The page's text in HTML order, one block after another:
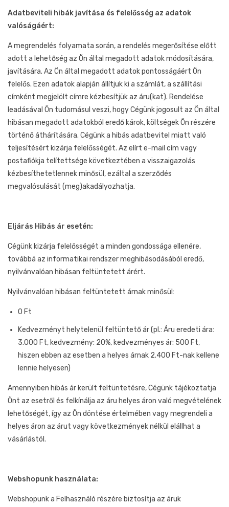
Adatbeviteli hibák javítása és felelősség az adatok
valóságáért:
A megrendelés folyamata során, a rendelés megerősítése előtt
adott a lehetőség az Ön által megadott adatok módosítására,
javítására. Az Ön által megadott adatok pontosságáért Ön
felelős. Ezen adatok alapján állítjuk ki a számlát, a szállítási
címként megjelölt címre kézbesítjük az áru(kat). Rendelése
leadásával Ön tudomásul veszi, hogy Cégünk jogosult az Ön által
hibásan megadott adatokból eredő károk, költségek Ön részére
történő áthárítására. Cégünk a hibás adatbevitel miatt való
teljesítésért kizárja felelősségét. Az elírt e-mail cím vagy
postafiókja telítettsége következtében a visszaigazolás
kézbesíthetetlennek minősül, ezáltal a szerződés
megvalósulását (meg)akadályozhatja.
Eljárás Hibás ár esetén:
Cégünk kizárja felelősségét a minden gondossága ellenére,
továbbá az informatikai rendszer meghibásodásából eredő,
nyilvánvalóan hibásan feltüntetett árért.
Nyilvánvalóan hibásan feltüntetett árnak minősül:
0 Ft
Kedvezményt helytelenül feltüntető ár (pl.: Áru eredeti ára:
3.000 Ft, kedvezmény: 20%, kedvezményes ár: 500 Ft,
hiszen ebben az esetben a helyes árnak 2.400 Ft-nak kellene
lennie helyesen)
Amennyiben hibás ár került feltüntetésre, Cégünk tájékoztatja
Önt az esetről és felkínálja az áru helyes áron való megvételének
lehetőségét, így az Ön döntése értelmében vagy megrendeli a
helyes áron az árut vagy következmények nélkül elállhat a
vásárlástól.
Webshopunk használata:
Webshopunk a Felhasználó részére biztosítja az áruk